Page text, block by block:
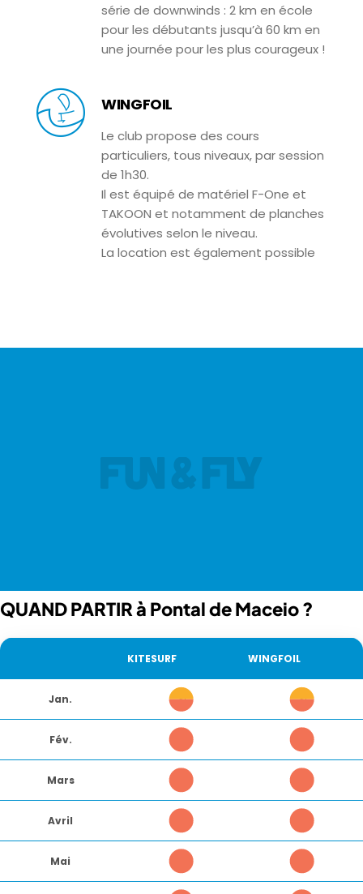
série de downwinds : 2 km en école
pour les débutants jusqu’à 60 km en
une journée pour les plus courageux !
WINGFOIL
Le club propose des cours
particuliers, tous niveaux, par session
de 1h30.
Il est équipé de matériel F-One et
TAKOON et notamment de planches
évolutives selon le niveau.
La location est également possible
QUAND PARTIR à Pontal de Maceio ?
Jan.
Fév.
Mars
Avril
Mai
KITESURF
7
WINGFOIL
7